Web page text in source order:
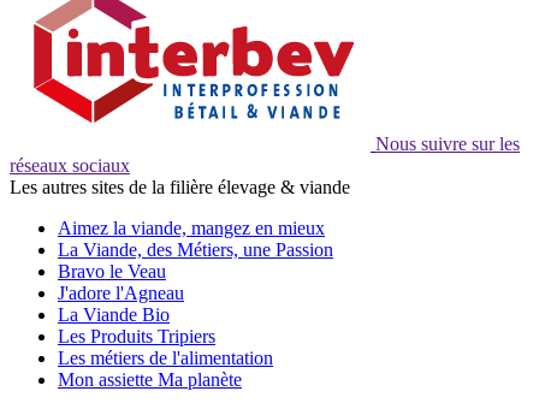
Nous suivre sur les
réseaux sociaux
Les autres sites de la filière élevage & viande
Aimez la viande, mangez en mieux
La Viande, des Métiers, une Passion
Bravo le Veau
J'adore l'Agneau
La Viande Bio
Les Produits Tripiers
Les métiers de l'alimentation
Mon assiette Ma planète